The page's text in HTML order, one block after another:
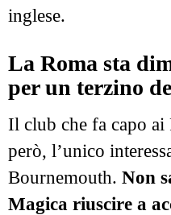
inglese.
La Roma sta
per un terzino
Il club che fa capo ai
però, l’unico
Bournemouth. Non
Magica riuscire a